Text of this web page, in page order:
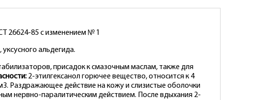
26624-85 с изменением № 1
альдегида.
присадок к смазочным маслам, также для
2-этилгексанол горючее вещество, относится к 4
Раздражающее действие на кожу и слизистые оболочки
нервно-паралитическим действием. После вдыхания 2-